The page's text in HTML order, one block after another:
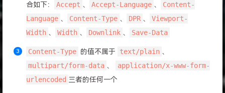
合如下：
Accept 、 Accept-Language 、
Content-
Language 、 Content-Type 、 DPR 、
Viewport-
Width 、 Width 、 Downlink 、 Save-Data
Content-Type 的值不属于 text/plain 、
multipart/form-data 、
application/x-www-form-
urlencoded 三者的任何一个